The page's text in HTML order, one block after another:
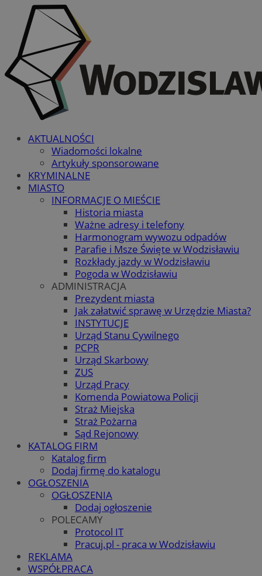
AKTUALNOŚCI
Wiadomości lokalne
Artykuły sponsorowane
KRYMINALNE
MIASTO
INFORMACJE O MIEŚCIE
Historia miasta
Ważne adresy i telefony
Harmonogram wywozu odpadów
Parafie i Msze Święte w Wodzisławiu
Rozkłady jazdy w Wodzisławiu
Pogoda w Wodzisławiu
ADMINISTRACJA
Prezydent miasta
Jak załatwić sprawę w Urzędzie Miasta?
INSTYTUCJE
Urząd Stanu Cywilnego
PCPR
Urząd Skarbowy
ZUS
Urząd Pracy
Komenda Powiatowa Policji
Straż Miejska
Straż Pożarna
Sąd Rejonowy
KATALOG FIRM
Katalog firm
Dodaj firmę do katalogu
OGŁOSZENIA
OGŁOSZENIA
Dodaj ogłoszenie
POLECAMY
Protocol IT
Pracuj.pl - praca w Wodzisławiu
REKLAMA
WSPÓŁPRACA